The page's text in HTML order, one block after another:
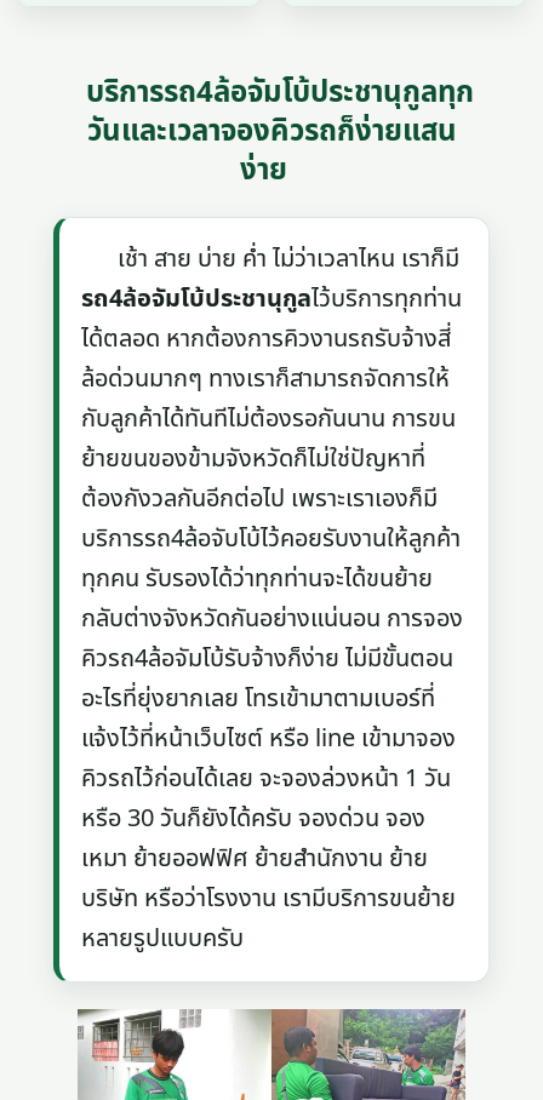
บริการรถ4ล้อจัมโบ้ประชานุกูลทุก
วันและเวลาจองคิวรถก็ง่ายแสน
ง่าย
เช้า สาย บ่าย ค่ำ ไม่ว่าเวลาไหน เราก็มี
รถ4ล้อจัมโบ้ประชานุกูลไว้บริการทุกท่าน
ได้ตลอด หากต้องการคิวงานรถรับจ้างสี่
ล้อด่วนมากๆ ทางเราก็สามารถจัดการให้
กับลูกค้าได้ทันทีไม่ต้องรอกันนาน การขน
ย้ายขนของข้ามจังหวัดก็ไม่ใช่ปัญหาที่
ต้องกังวลกันอีกต่อไป เพราะเราเองก็มี
บริการรถ4ล้อจับโบ้ไว้คอยรับงานให้ลูกค้า
ทุกคน รับรองได้ว่าทุกท่านจะได้ขนย้าย
กลับต่างจังหวัดกันอย่างแน่นอน การจอง
คิวรถ4ล้อจัมโบ้รับจ้างก็ง่าย ไม่มีขั้นตอน
อะไรที่ยุ่งยากเลย โทรเข้ามาตามเบอร์ที่
แจ้งไว้ที่หน้าเว็บไซต์ หรือ line เข้ามาจอง
คิวรถไว้ก่อนได้เลย จะจองล่วงหน้า 1 วัน
หรือ 30 วันก็ยังได้ครับ จองด่วน จอง
เหมา ย้ายออฟฟิศ ย้ายสำนักงาน ย้าย
บริษัท หรือว่าโรงงาน เรามีบริการขนย้าย
หลายรูปแบบครับ